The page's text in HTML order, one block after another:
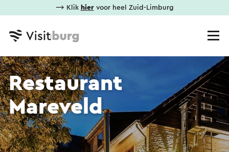
⟶ Klik hiervoor heel Zuid-Limburg
Restaurant
Mareveld